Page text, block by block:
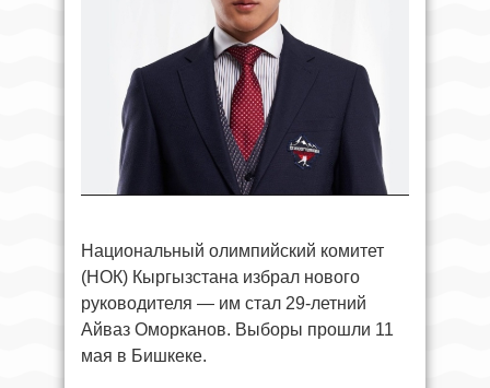
Национальный олимпийский комитет
(НОК) Кыргызстана избрал нового
руководителя — им стал 29-летний
Айваз Оморканов. Выборы прошли 11
мая в Бишкеке.